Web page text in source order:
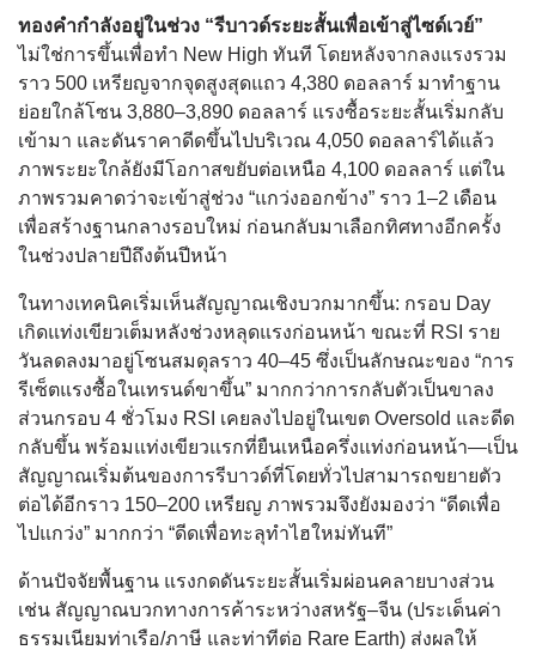
ทองคำกำลังอยู่ในช่วง “รีบาวด์ระยะสั้นเพื่อเข้าสู่ไซด์เวย์”
ไม่ใช่การขึ้นเพื่อทำ New High ทันที โดยหลังจากลงแรงรวม
ราว 500 เหรียญจากจุดสูงสุดแถว 4,380 ดอลลาร์ มาทำฐาน
ย่อยใกล้โซน 3,880–3,890 ดอลลาร์ แรงซื้อระยะสั้นเริ่มกลับ
เข้ามา และดันราคาดีดขึ้นไปบริเวณ 4,050 ดอลลาร์ได้แล้ว
ภาพระยะใกล้ยังมีโอกาสขยับต่อเหนือ 4,100 ดอลลาร์ แต่ใน
ภาพรวมคาดว่าจะเข้าสู่ช่วง “แกว่งออกข้าง” ราว 1–2 เดือน
เพื่อสร้างฐานกลางรอบใหม่ ก่อนกลับมาเลือกทิศทางอีกครั้ง
ในช่วงปลายปีถึงต้นปีหน้า
ในทางเทคนิคเริ่มเห็นสัญญาณเชิงบวกมากขึ้น: กรอบ Day
เกิดแท่งเขียวเต็มหลังช่วงหลุดแรงก่อนหน้า ขณะที่ RSI ราย
วันลดลงมาอยู่โซนสมดุลราว 40–45 ซึ่งเป็นลักษณะของ “การ
รีเซ็ตแรงซื้อในเทรนด์ขาขึ้น” มากกว่าการกลับตัวเป็นขาลง
ส่วนกรอบ 4 ชั่วโมง RSI เคยลงไปอยู่ในเขต Oversold และดีด
กลับขึ้น พร้อมแท่งเขียวแรกที่ยืนเหนือครึ่งแท่งก่อนหน้า—เป็น
สัญญาณเริ่มต้นของการรีบาวด์ที่โดยทั่วไปสามารถขยายตัว
ต่อได้อีกราว 150–200 เหรียญ ภาพรวมจึงยังมองว่า “ดีดเพื่อ
ไปแกว่ง” มากกว่า “ดีดเพื่อทะลุทำไฮใหม่ทันที”
ด้านปัจจัยพื้นฐาน แรงกดดันระยะสั้นเริ่มผ่อนคลายบางส่วน
เช่น สัญญาณบวกทางการค้าระหว่างสหรัฐ–จีน (ประเด็นค่า
ธรรมเนียมท่าเรือ/ภาษี และท่าทีต่อ Rare Earth) ส่งผลให้